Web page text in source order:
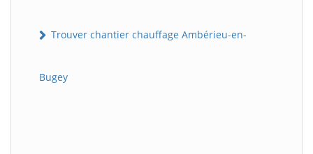
Trouver chantier chauffage Ambérieu-en-
Bugey